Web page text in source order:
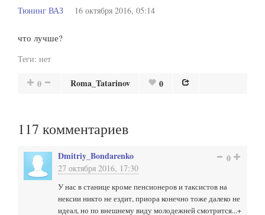
Тюнинг ВАЗ 16 октября 2016, 05:14
что лучше?
Теги: нет
0 Roma_Tatarinov 0
117 комментариев
Dmitriy_Bondarenko
27 октября 2016, 17:30
0
У нас в станице кроме пенсионеров и таксистов на
нексии никто не ездит, приора конечно тоже далеко не
идеал, но по внешнему виду молодежней смотрится...+